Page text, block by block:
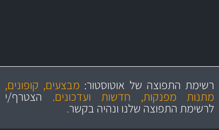
מקצועיות
ושירות מצויין
מחירים
הוגנים
והיצע מוצרים איכותירשימת התפוצה של אוטוסטור: מבצעים, קופונים,
מתנות מפנקות, חדשות ועדכונים.הצטרף/י
לרשימת התפוצה שלנו ונהיה בקשר.